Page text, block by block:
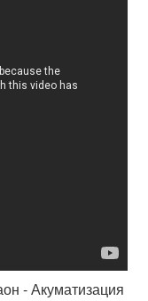
- Акуматизация